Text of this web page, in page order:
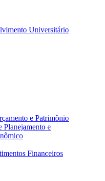
Universitário
e Patrimônio
e
Financeiros